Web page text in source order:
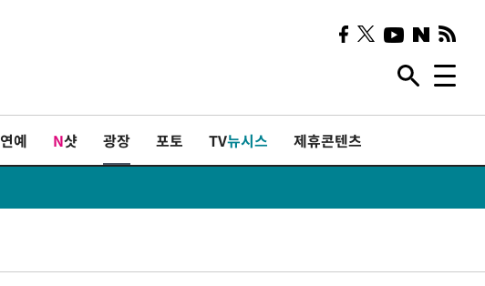
연예 N샷 광장 포토 TV뉴시스 제휴콘텐츠